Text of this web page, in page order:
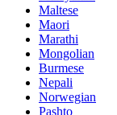
Maltese
Maori
Marathi
Mongolian
Burmese
Nepali
Norwegian
Pashto